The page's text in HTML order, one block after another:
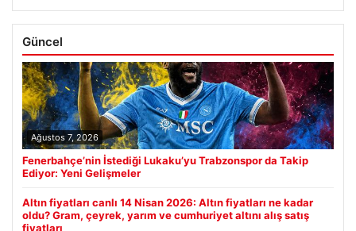
Güncel
Ağustos 7, 2026
Fenerbahçe’nin İstediği Lukaku’yu Trabzonspor da Takip
Ediyor: Yeni Gelişmeler
Altın fiyatları canlı 14 Nisan 2026: Altın fiyatları ne kadar
oldu? Gram, çeyrek, yarım ve cumhuriyet altını alış satış
fiyatları